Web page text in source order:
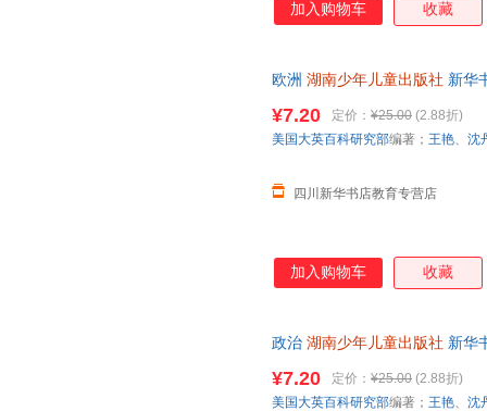
加入购物车 收藏
欧洲 湖南少年儿童出版社 新华
¥7.20 定价： ¥25.00 (2.88折)
四川新华书店教育专营店
美国大英百科研究部编著； 王艳、 沈
加入购物车 收藏
政治 湖南少年儿童出版社 新华
¥7.20 定价： ¥25.00 (2.88折)
美国大英百科研究部编著； 王艳、 沈